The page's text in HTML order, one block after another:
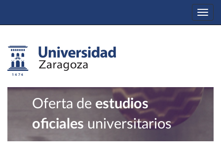
Oferta de estudios
oficiales universitarios